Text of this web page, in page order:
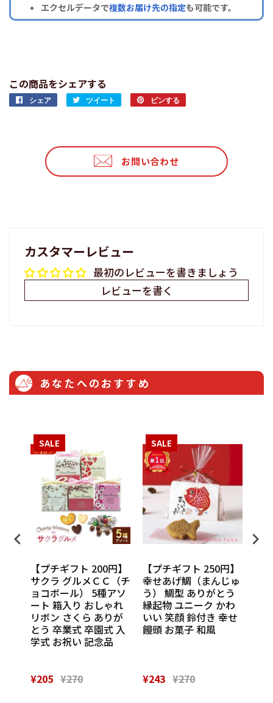
エクセルデータで複数お届け先の指定も可能です。
この商品をシェアする
シェア
Facebook
る
ツイート
Twitter
る
ピンする
お問い合わせ
カスタマーレビュー
最初のレビューを書きましょう
レビューを書く
あなたへのおすすめ
SALE
【プチギフト 200円】
サクラ グルメＣＣ（チ
ョコボール） 5種アソ
ート 箱入り おしゃれ
リボン さくら ありが
とう 卒業式 卒園式 入
学式 お祝い 記念品
¥205 ¥270
SALE
【プチギフト 250円】
幸せあげ鯛（まんじゅ
う） 鯛型 ありがとう
縁起物 ユニーク かわ
いい 笑顔 鈴付き 幸せ
饅頭 お菓子 和風
¥243 ¥270